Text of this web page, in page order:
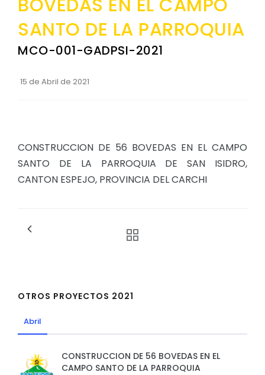
Convocatorias
GESTIÓN ADMINISTRATIVA
Plan Anual Contratación - PAC
PRESUPUESTO: EJECUCIÓN Y REPORTES
Cédulas presupuestarias y balances
BOVEDAS EN EL CAMPO
SANTO DE LA PARROQUIA
MCO-001-GADPSI-2021
15 de Abril de 2021
CONSTRUCCION DE 56 BOVEDAS EN EL CAMPO
SANTO DE LA PARROQUIA DE SAN ISIDRO,
CANTON ESPEJO, PROVINCIA DEL CARCHI
OTROS PROYECTOS 2021
Abril
CONSTRUCCION DE 56 BOVEDAS EN EL
CAMPO SANTO DE LA PARROQUIA